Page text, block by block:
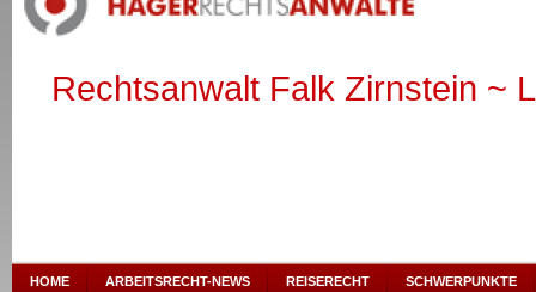
Rechtsanwalt Falk Zirnstein ~
HOME ARBEITSRECHT-NEWS REISERECHT SCHWERPUNKTE